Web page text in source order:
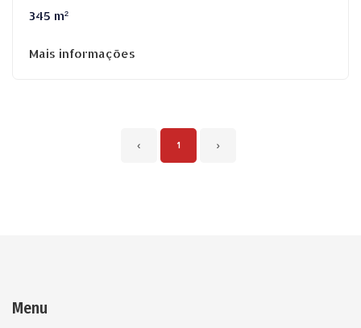
345 m²
Mais informações
‹ 1 ›
Menu